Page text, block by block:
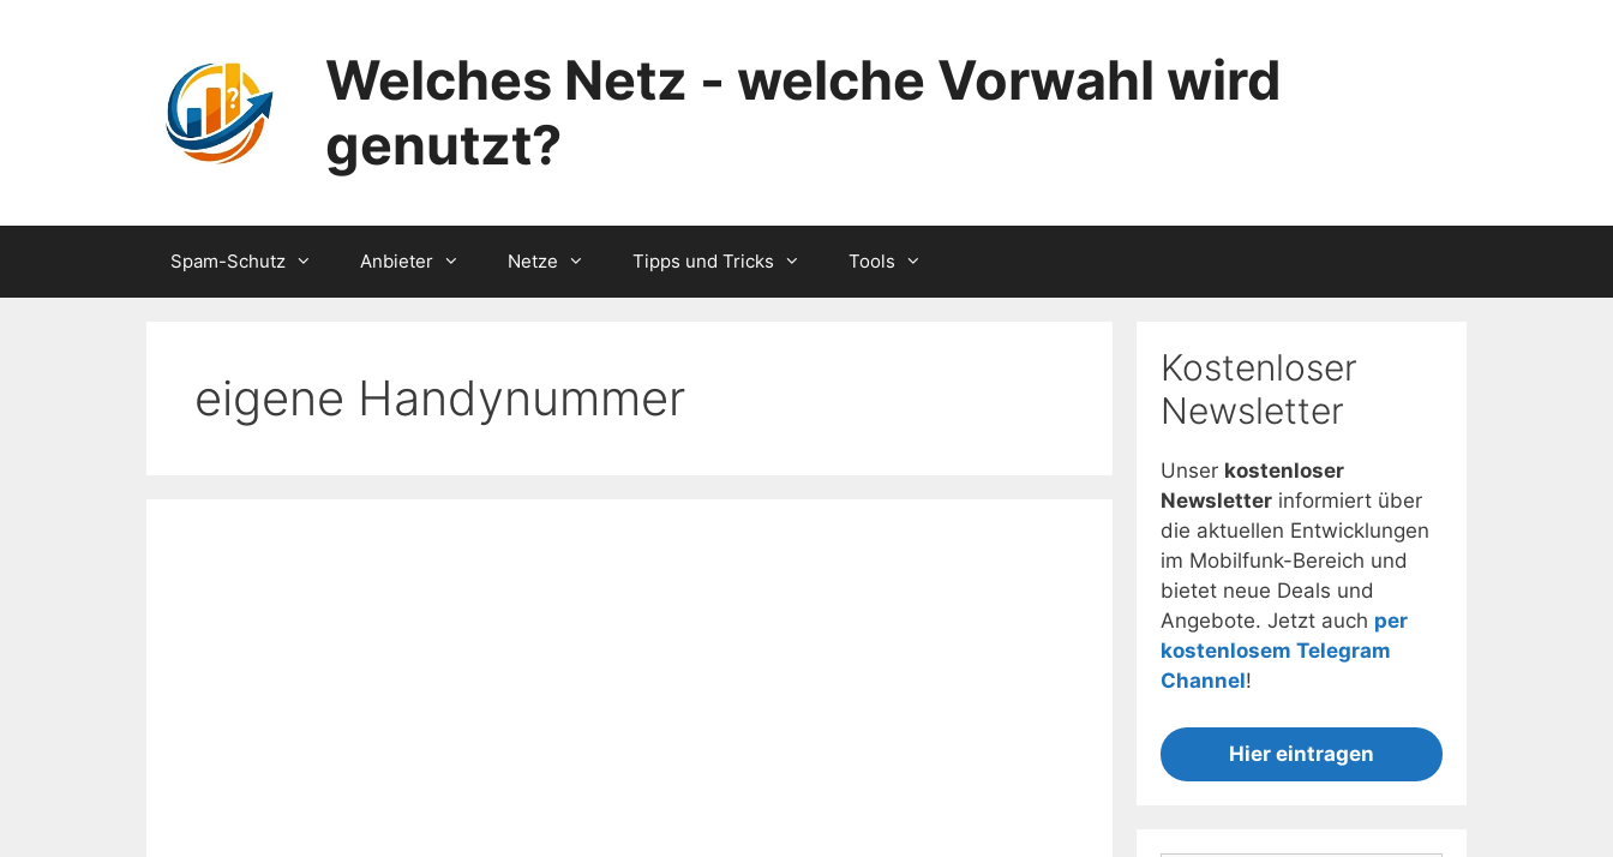
Welches Netz - welche Vorwahl wird
genutzt?
Spam-Schutz Anbieter Netze Tipps und Tricks Tools
eigene Handynummer
Kostenloser
Newsletter
Unser kostenloser
Newsletter informiert über
die aktuellen Entwicklungen
im Mobilfunk-Bereich und
bietet neue Deals und
Angebote. Jetzt auch per
kostenlosem Telegram
Channel!
Hier eintragen